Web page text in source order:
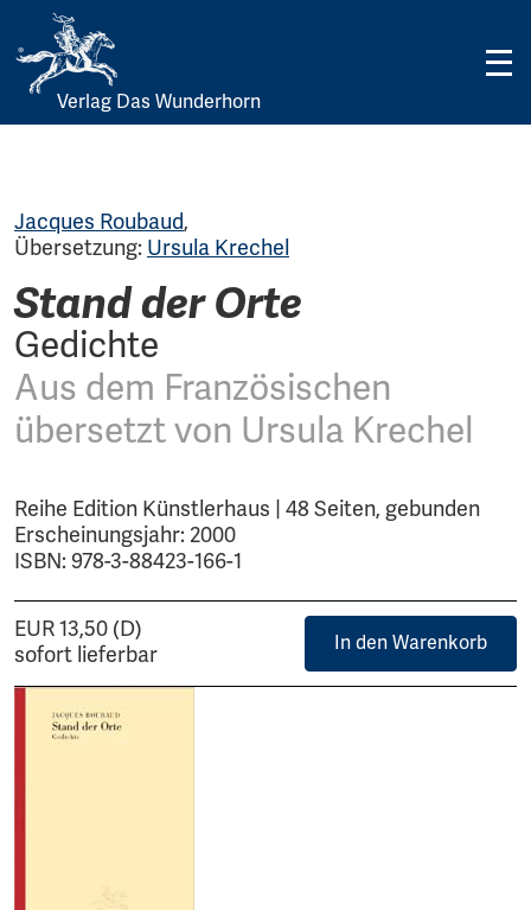
Skip
Verlag Das Wunderhorn
Jacques Roubaud,
Übersetzung: Ursula Krechel
Stand der Orte
Gedichte
Aus dem Französischen
übersetzt von Ursula Krechel
Reihe Edition Künstlerhaus | 48 Seiten, gebunden
Erscheinungsjahr: 2000
ISBN: 978-3-88423-166-1
EUR 13,50 (D)
sofort lieferbar
In den Warenkorb